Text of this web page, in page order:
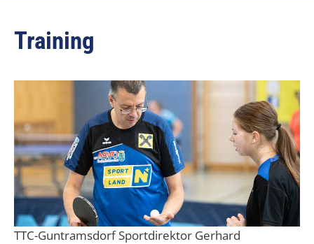
Training
TTC-Guntramsdorf Sportdirektor Gerhard